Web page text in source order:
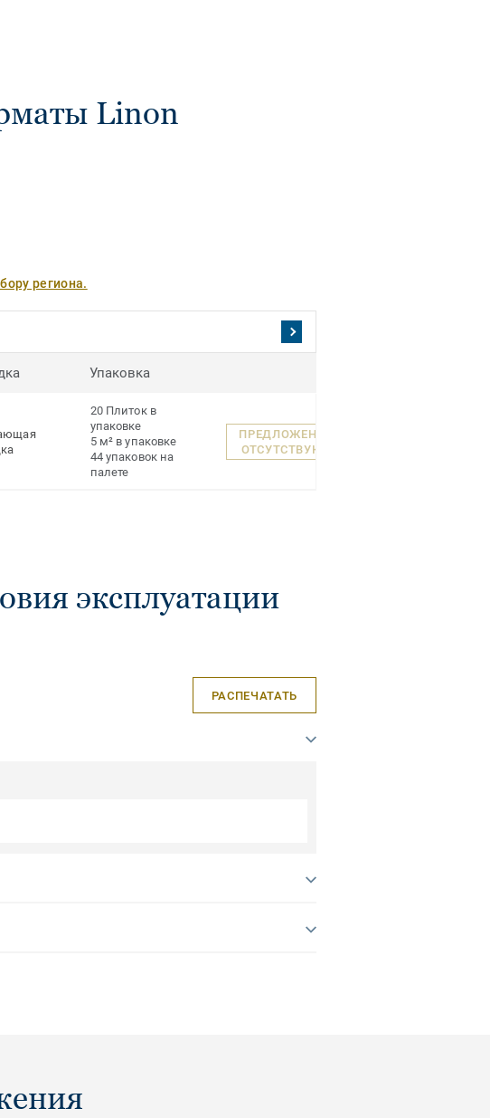
Linon
региона.
Упаковка
20 Плиток в
упаковке
5 м² в упаковке
44 упаковок на
палете
ПРЕДЛОЖЕНИЯ
ОТСУТСТВУЮТ
эксплуатации
РАСПЕЧАТАТЬ